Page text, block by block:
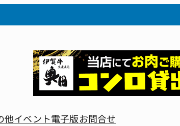
他イベント電子版お問合せ